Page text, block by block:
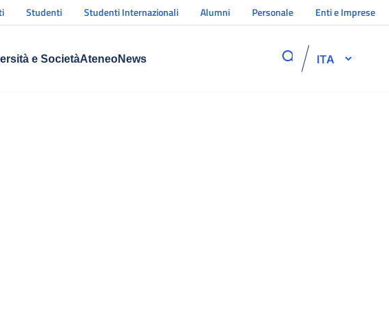
Studenti Studenti Internazionali Alumni Personale Enti e Imprese
e SocietàAteneoNews ITA